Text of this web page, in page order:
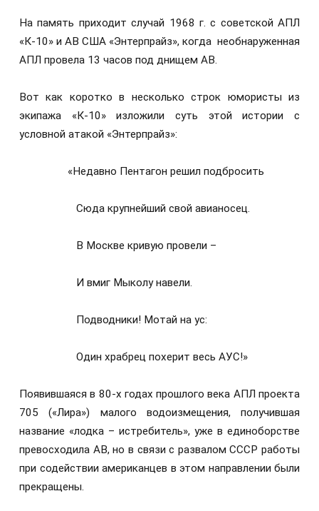
На память приходит случай 1968 г. с советской АПЛ
«К-10» и АВ США «Энтерпрайз», когда необнаруженная
АПЛ провела 13 часов под днищем АВ.
Вот как коротко в несколько строк юмористы из
экипажа «К-10» изложили суть этой истории с
условной атакой «Энтерпрайз»:
«Недавно Пентагон решил подбросить
Сюда крупнейший свой авианосец.
В Москве кривую провели –
И вмиг Мыколу навели.
Подводники! Мотай на ус:
Один храбрец похерит весь АУС!»
Появившаяся в 80-х годах прошлого века АПЛ проекта
705 («Лира») малого водоизмещения, получившая
название «лодка – истребитель», уже в единоборстве
превосходила АВ, но в связи с развалом СССР работы
при содействии американцев в этом направлении были
прекращены.